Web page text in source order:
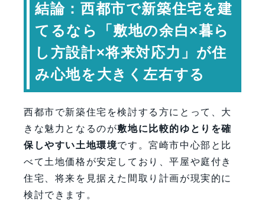
西都市の気候を踏まえた住宅性能の考
え方
西都市で意識したい新築住宅設
計の視点
将来の暮らしを見据えた可変性
まとめ：西都市で叶える、伸びやかな
新築住宅
FAQ（よくある質問）
【会社情報・お問い合わせ】
結論：西都市で新築住宅を建
てるなら「敷地の余白×暮ら
し方設計×将来対応力」が住
み心地を大きく左右する
西都市で新築住宅を検討する方にとって、大
きな魅力となるのが敷地に比較的ゆとりを確
保しやすい土地環境です。宮崎市中心部と比
べて土地価格が安定しており、平屋や庭付き
住宅、将来を見据えた間取り計画が現実的に
検討できます。